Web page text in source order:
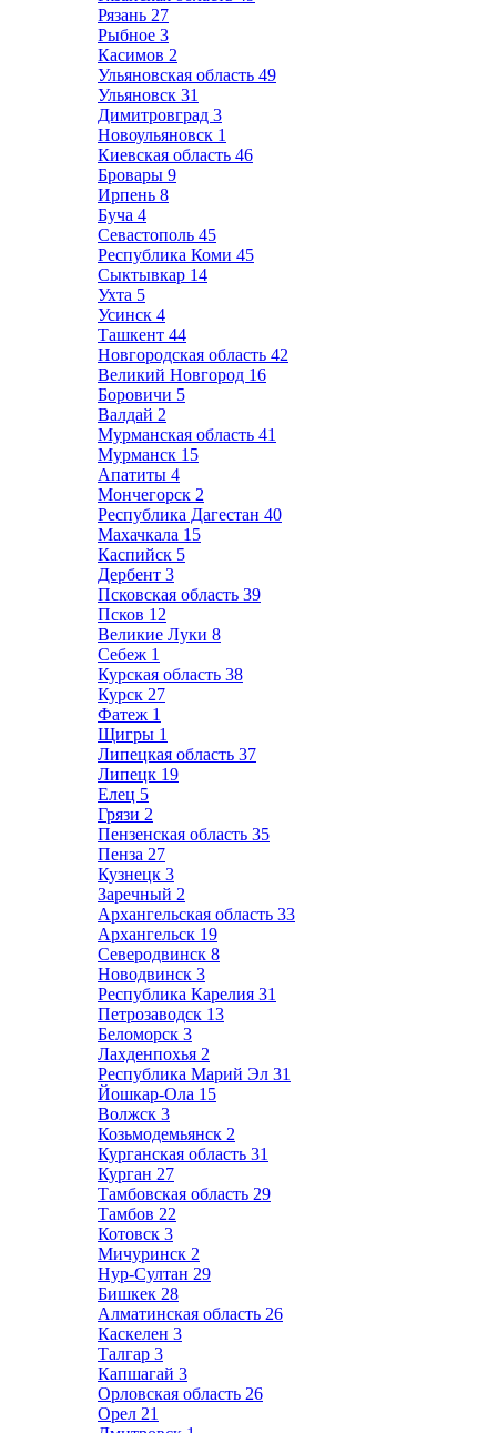
Рязань 27
Рыбное 3
Касимов 2
Ульяновская область 49
Ульяновск 31
Димитровград 3
Новоульяновск 1
Киевская область 46
Бровары 9
Ирпень 8
Буча 4
Севастополь 45
Республика Коми 45
Сыктывкар 14
Ухта 5
Усинск 4
Ташкент 44
Новгородская область 42
Великий Новгород 16
Боровичи 5
Валдай 2
Мурманская область 41
Мурманск 15
Апатиты 4
Мончегорск 2
Республика Дагестан 40
Махачкала 15
Каспийск 5
Дербент 3
Псковская область 39
Псков 12
Великие Луки 8
Себеж 1
Курская область 38
Курск 27
Фатеж 1
Щигры 1
Липецкая область 37
Липецк 19
Елец 5
Грязи 2
Пензенская область 35
Пенза 27
Кузнецк 3
Заречный 2
Архангельская область 33
Архангельск 19
Северодвинск 8
Новодвинск 3
Республика Карелия 31
Петрозаводск 13
Беломорск 3
Лахденпохья 2
Республика Марий Эл 31
Йошкар-Ола 15
Волжск 3
Козьмодемьянск 2
Курганская область 31
Курган 27
Тамбовская область 29
Тамбов 22
Котовск 3
Мичуринск 2
Нур-Султан 29
Бишкек 28
Алматинская область 26
Каскелен 3
Талгар 3
Капшагай 3
Орловская область 26
Орел 21